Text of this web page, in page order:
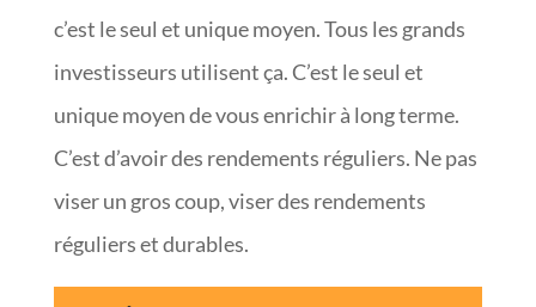
c’est le seul et unique moyen. Tous les grands
investisseurs utilisent ça. C’est le seul et
unique moyen de vous enrichir à long terme.
C’est d’avoir des rendements réguliers. Ne pas
viser un gros coup, viser des rendements
réguliers et durables.